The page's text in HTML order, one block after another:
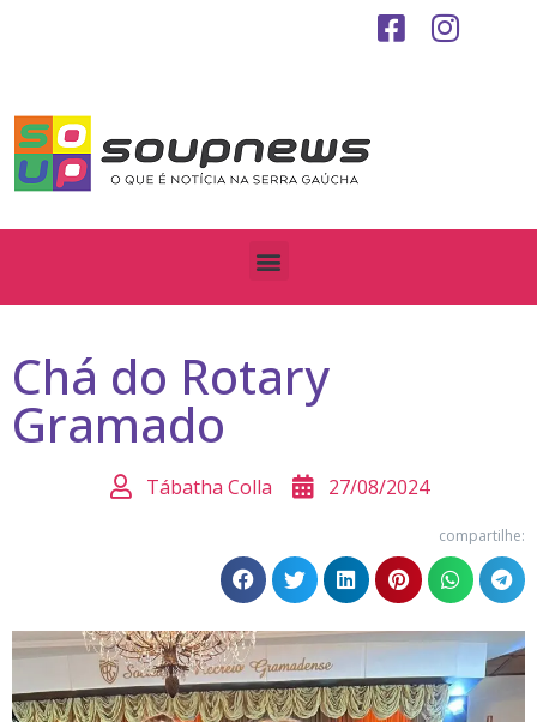
Chá do Rotary
Gramado
Tábatha Colla 27/08/2024
compartilhe: